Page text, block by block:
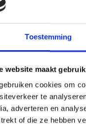
Toestemming
website maakt
cookies om
te
adverteren en
of die ze hebben